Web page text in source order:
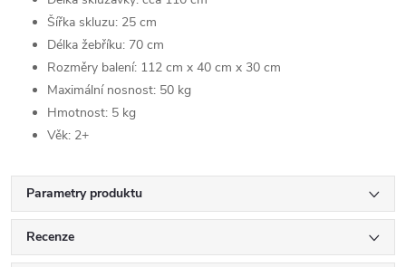
Šířka skluzu: 25 cm
Délka žebříku: 70 cm
Rozměry balení: 112 cm x 40 cm x 30 cm
Maximální nosnost: 50 kg
Hmotnost: 5 kg
Věk: 2+
Parametry produktu
Recenze